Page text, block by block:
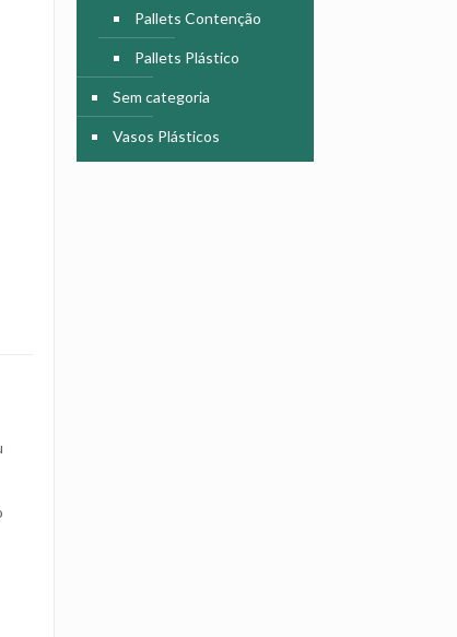
Pallets Contenção
Pallets Plástico
Sem categoria
Vasos Plásticos